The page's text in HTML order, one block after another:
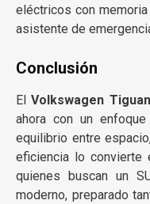
eléctricos con memoria
asistente de
Conclusión
ElVolkswagen
ahora con un
equilibrio entre
eficiencia lo convierte
quienes buscan un
moderno, preparado